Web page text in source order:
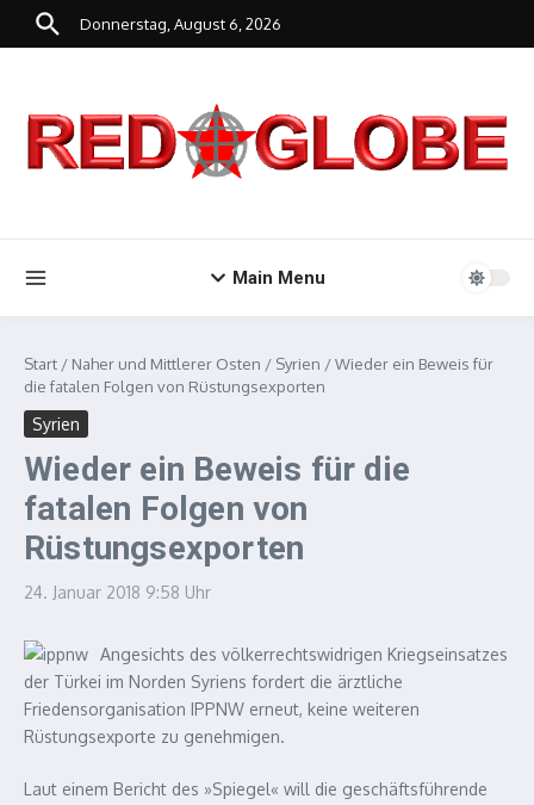
Zum Inhalt springen
Donnerstag, August 6, 2026
Main Menu
Start / Naher und Mittlerer Osten / Syrien /Wieder ein Beweis für
die fatalen Folgen von Rüstungsexporten
Syrien
Wieder ein Beweis für die
fatalen Folgen von
Rüstungsexporten
24. Januar 2018 9:58 Uhr
Angesichts des völkerrechtswidrigen Kriegseinsatzes
der Türkei im Norden Syriens fordert die ärztliche
Friedensorganisation IPPNW erneut, keine weiteren
Rüstungsexporte zu genehmigen.
Laut einem Bericht des »Spiegel« will die geschäftsführende